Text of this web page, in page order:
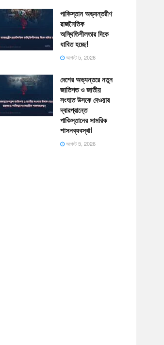
পাকিস্তান অভ্যন্তরীণ
রাজনৈতিক
অস্থিতিশীলতার দিকে
ধাবিত হচ্ছে!
আগস্ট 5, 2026
দেশের অভ্যন্তরে নতুন
জাতিগত ও জাতীয়
সংঘাত উসকে দেওয়ার
দ্বারপ্রান্তে
পাকিস্তানের সামরিক
শাসনব্যবস্থা!
আগস্ট 5, 2026